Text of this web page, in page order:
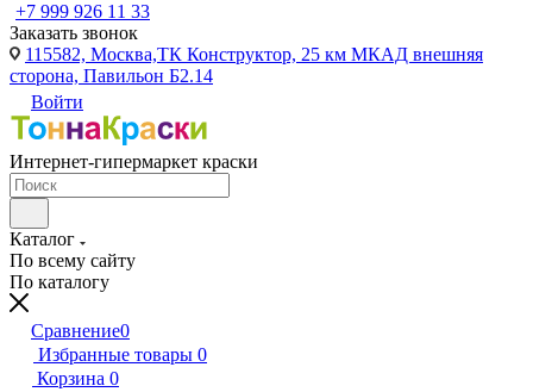
+7 999 926 11 33
Заказать звонок
115582, Москва,ТК Конструктор, 25 км МКАД внешняя
сторона, Павильон Б2.14
Войти
Интернет-гипермаркет краски
Каталог
По всему сайту
По каталогу
Сравнение0
Избранные товары 0
Корзина 0